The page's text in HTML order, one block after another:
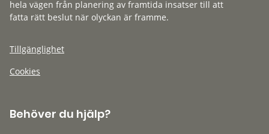
hela vägen från planering av framtida insatser till att
fatta rätt beslut när olyckan är framme.
Tillgänglighet
Cookies
Behöver du hjälp?